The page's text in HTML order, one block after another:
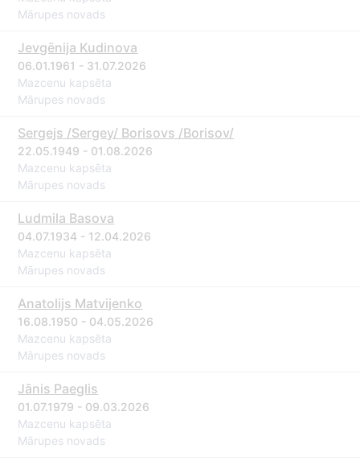
Mārupes novads
Jevgēnija Kudinova
06.01.1961 - 31.07.2026
Mazcenu kapsēta
Mārupes novads
Sergejs /Sergey/ Borisovs /Borisov/
22.05.1949 - 01.08.2026
Mazcenu kapsēta
Mārupes novads
Ludmila Basova
04.07.1934 - 12.04.2026
Mazcenu kapsēta
Mārupes novads
Anatolijs Matvijenko
16.08.1950 - 04.05.2026
Mazcenu kapsēta
Mārupes novads
Jānis Paeglis
01.07.1979 - 09.03.2026
Mazcenu kapsēta
Mārupes novads